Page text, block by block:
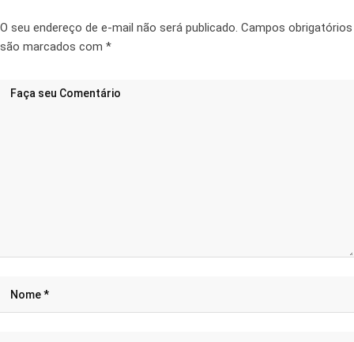
O seu endereço de e-mail não será publicado. Campos obrigatórios
são marcados com *